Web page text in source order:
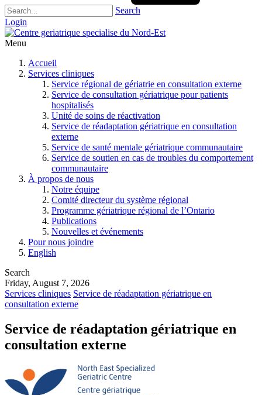
Search
Login
Menu
Accueil
Services cliniques
Service régional de gériatrie en consultation externe
Service de consultation gériatrique pour patients
hospitalisés
Unité de soins de réactivation
Service de réadaptation gériatrique en consultation
externe
Service de santé mentale gériatrique communautaire
Service de soutien en cas de troubles du comportement
communautaire
À propos de nous
Notre équipe
Comité directeur du système régional
Programme gériatrique régional de l’Ontario
Publications
Nouvelles et événements
Pour nous joindre
English
Search
Friday, August 7, 2026
Services cliniques Service de réadaptation gériatrique en
consultation externe
Service de réadaptation gériatrique en
consultation externe